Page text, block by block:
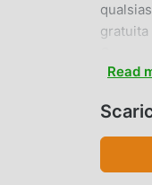
gratuita
tutorial
Read